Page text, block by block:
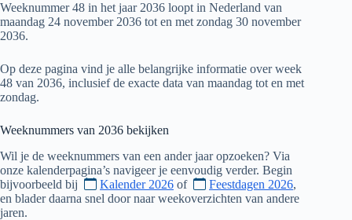
Weeknummer 48 in het jaar 2036 loopt in Nederland van
maandag 24 november 2036 tot en met zondag 30 november
2036.
Op deze pagina vind je alle belangrijke informatie over week
48 van 2036, inclusief de exacte data van maandag tot en met
zondag.
Weeknummers van 2036 bekijken
Wil je de weeknummers van een ander jaar opzoeken? Via
onze kalenderpagina’s navigeer je eenvoudig verder. Begin
bijvoorbeeld bij
Kalender 2026 of Feestdagen 2026,
en blader daarna snel door naar weekoverzichten van andere
jaren.